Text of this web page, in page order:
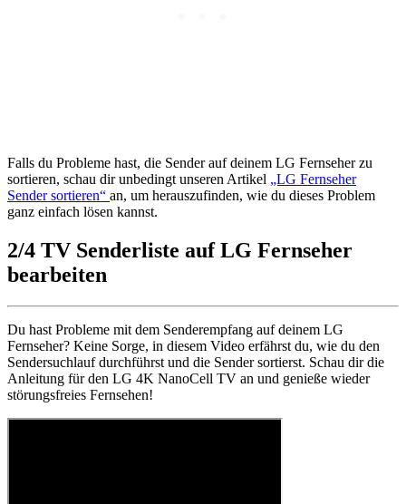
Falls du Probleme hast, die Sender auf deinem LG Fernseher zu
sortieren, schau dir unbedingt unseren Artikel „LG Fernseher
Sender sortieren“ an, um herauszufinden, wie du dieses Problem
ganz einfach lösen kannst.
2/4 TV Senderliste auf LG Fernseher
bearbeiten
Du hast Probleme mit dem Senderempfang auf deinem LG
Fernseher? Keine Sorge, in diesem Video erfährst du, wie du den
Sendersuchlauf durchführst und die Sender sortierst. Schau dir die
Anleitung für den LG 4K NanoCell TV an und genieße wieder
störungsfreies Fernsehen!